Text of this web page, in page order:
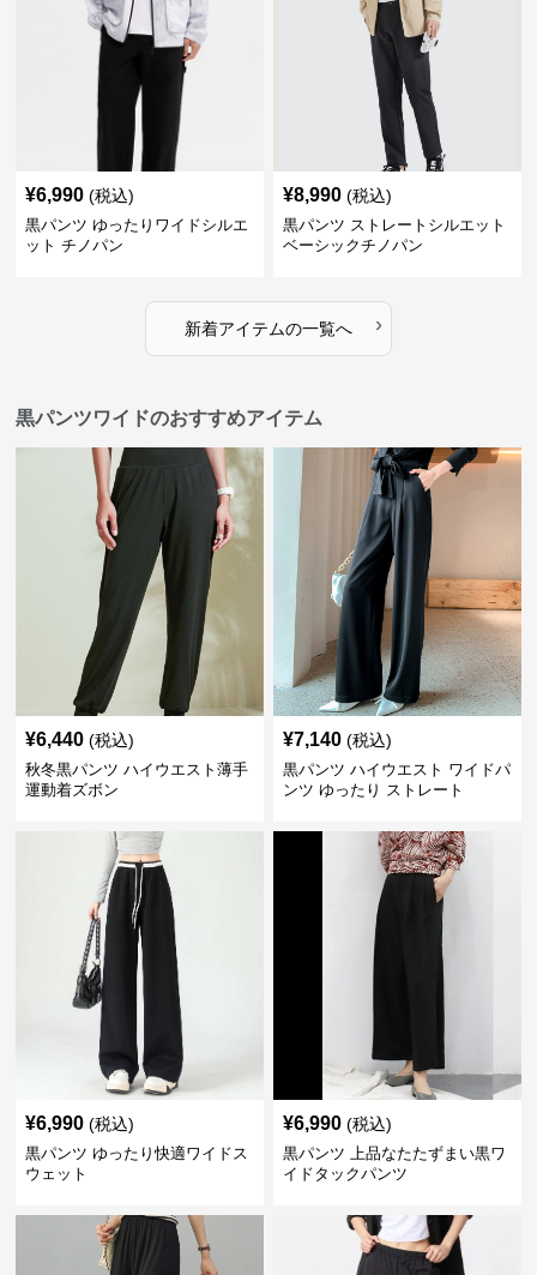
¥6,990 (税込)
黒パンツ ゆったりワイドシルエ
ット チノパン
¥8,990 (税込)
黒パンツ ストレートシルエット
ベーシックチノパン
新着アイテムの一覧へ ›
黒パンツワイドのおすすめアイテム
¥6,440 (税込)
秋冬黒パンツ ハイウエスト薄手
運動着ズボン
¥7,140 (税込)
黒パンツ ハイウエスト ワイドパ
ンツ ゆったり ストレート
¥6,990 (税込)
黒パンツ ゆったり快適ワイドス
ウェット
¥6,990 (税込)
黒パンツ 上品なたたずまい黒ワ
イドタックパンツ